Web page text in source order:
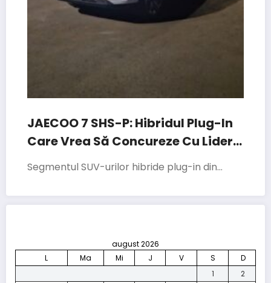
JAECOO 7 SHS-P: Hibridul Plug-In
Care Vrea Să Concureze Cu Liderii
Segmentului
Segmentul SUV-urilor hibride plug-in din…
august 2026
L
Ma Mi J V S
D
1
2